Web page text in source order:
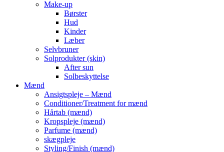
Make-up
Børster
Hud
Kinder
Læber
Selvbruner
Solprodukter (skin)
After sun
Solbeskyttelse
Mænd
Ansigtspleje – Mænd
Conditioner/Treatment for mænd
Hårtab (mænd)
Kropspleje (mænd)
Parfume (mænd)
skægpleje
Styling/Finish (mænd)